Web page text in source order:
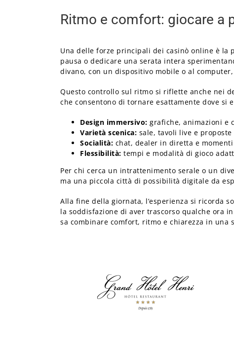
Ritmo e comfort: giocare a
Una delle forze principali dei casinò online è la
pausa o dedicare una serata intera
divano, con un dispositivo mobile o al
Questo controllo sul ritmo si riflette anche nei
che consentono di tornare esattamente dove
Design immersivo: grafiche, animazioni e
Varietà scenica: sale, tavoli live e
Socialità: chat, dealer in diretta e
Flessibilità: tempi e modalità di gioco
Per chi cerca un intrattenimento serale o un
ma una piccola città di possibilità digitale da
Alla fine della giornata, l’esperienza si ricorda
la soddisfazione di aver trascorso qualche ora
sa combinare comfort, ritmo e chiarezza in una